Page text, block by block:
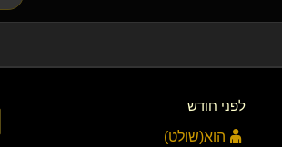
לפני חודש
הוא​(שולט)